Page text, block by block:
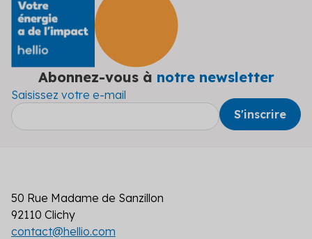
Abonnez-vous à notre newsletter
Saisissez votre e-mail
50 Rue Madame de Sanzillon
92110 Clichy
contact@hellio.com